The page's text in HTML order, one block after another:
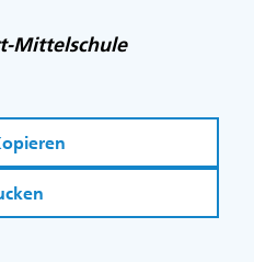
Mittelschule